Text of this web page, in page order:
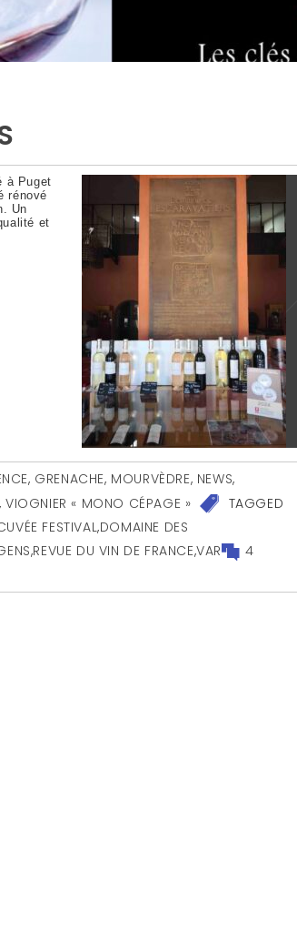
à Puget
rénové
Un
et
, GRENACHE, MOURVÈDRE, NEWS,
,VIOGNIER « MONO CÉPAGE »
TAGGED
FESTIVAL,DOMAINE DES
,REVUE DU VIN DE FRANCE,VAR
4